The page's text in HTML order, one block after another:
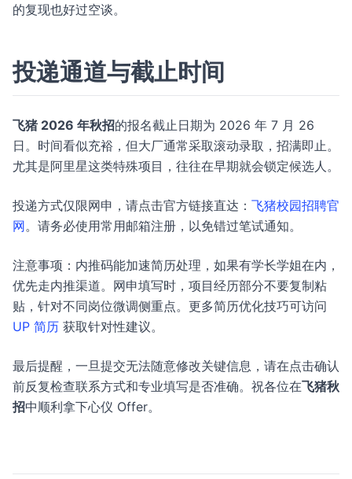
的复现也好过空谈。
投递通道与截止时间
飞猪 2026 年秋招的报名截止日期为 2026 年 7 月 26
日。时间看似充裕，但大厂通常采取滚动录取，招满即止。
尤其是阿里星这类特殊项目，往往在早期就会锁定候选人。
投递方式仅限网申，请点击官方链接直达： 飞猪校园招聘官
网。请务必使用常用邮箱注册，以免错过笔试通知。
注意事项：内推码能加速简历处理，如果有学长学姐在内，
优先走内推渠道。网申填写时，项目经历部分不要复制粘
贴，针对不同岗位微调侧重点。更多简历优化技巧可访问
UP 简历 获取针对性建议。
最后提醒，一旦提交无法随意修改关键信息，请在点击确认
前反复检查联系方式和专业填写是否准确。祝各位在飞猪秋
招中顺利拿下心仪 Offer。